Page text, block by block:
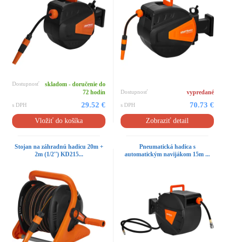
Dostupnosť
skladom - doručenie do
72 hodín
s DPH 29.52 €
Vložiť do košíka
Dostupnosť vypredané
s DPH 70.73 €
Zobraziť detail
Stojan na záhradnú hadicu 20m +
2m (1/2'') KD215...
Pneumatická hadica s
automatickým navijákom 15m ...